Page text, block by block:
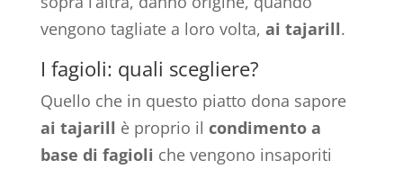
vengono tagliate a loro volta, ai tajarill.
I fagioli: quali scegliere?
Quello che in questo piatto dona sapore
ai tajarill è proprio il condimento a
base di fagioli che vengono insaporiti